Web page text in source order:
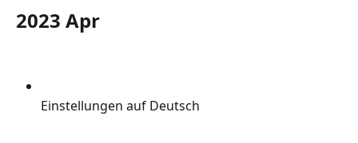
2023 Apr
Einstellungen auf Deutsch